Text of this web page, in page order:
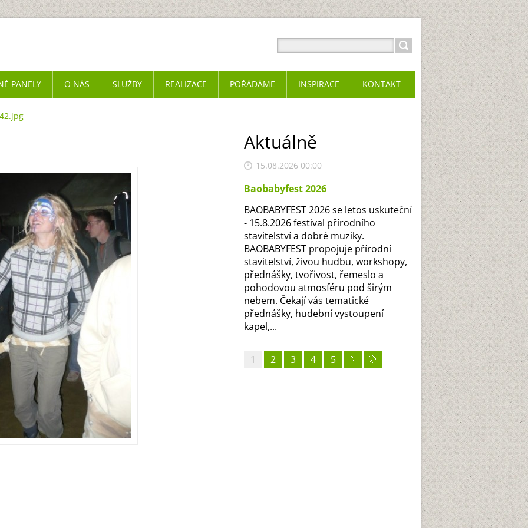
Aktuálně
15.08.2026 00:00
Baobabyfest 2026
BAOBABYFEST 2026 se letos uskuteční
- 15.8.2026 festival přírodního
stavitelství a dobré muziky.
BAOBABYFEST propojuje přírodní
stavitelství, živou hudbu, workshopy,
přednášky, tvořivost, řemeslo a
pohodovou atmosféru pod širým
nebem. Čekají vás tematické
přednášky, hudební vystoupení
kapel,...
1 2 3 4 5
PANELY O NÁS SLUŽBY REALIZACE POŘÁDÁME INSPIRACE KONTAKT